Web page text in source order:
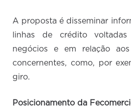
A proposta é disseminar
linhas de crédito voltadas
negócios e em relação
concernentes, como, por
giro.
Posicionamento da